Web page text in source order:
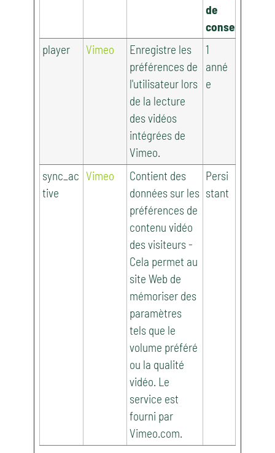
de
conservation
player
Vimeo
Enregistre les
préférences de
l'utilisateur lors
de la lecture
des vidéos
intégrées de
Vimeo.
1
anné
e
sync_ac
tive
Vimeo
Contient des
données sur les
préférences de
contenu vidéo
des visiteurs -
Cela permet au
site Web de
mémoriser des
paramètres
tels que le
volume préféré
ou la qualité
vidéo. Le
service est
fourni par
Vimeo.com.
Persi
stant